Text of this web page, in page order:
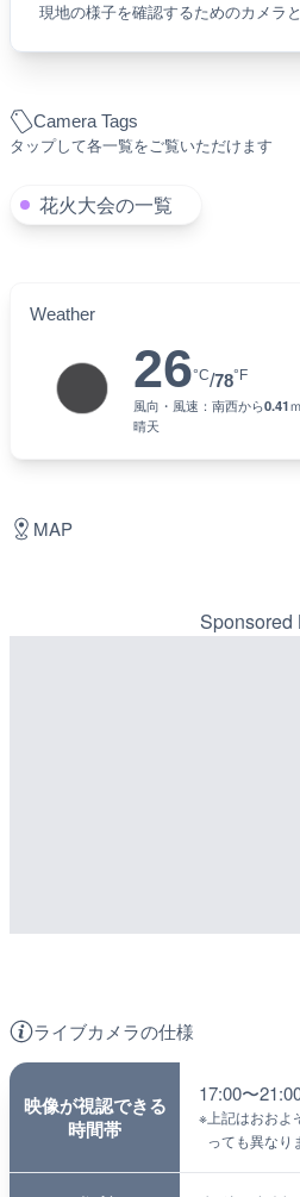
Camera Tags
タップして各一覧をご覧いただけます
花火大会の一覧
Weather
26°C/78°F
風向・風速： 南西から0.41
晴天
現地の様子を確認するためのカメラ
ライブカメラの仕様
映像が視認できる
時間帯
17:00〜
※ 上記はおお
っても異なり
MAP
Sponsored